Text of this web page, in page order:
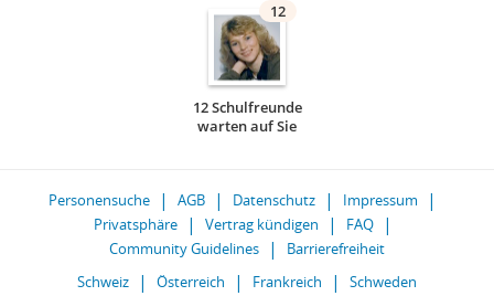
12
12 Schulfreunde
warten auf Sie
Personensuche AGB Datenschutz
Impressum
Privatsphäre
Vertrag kündigen
FAQ
Community Guidelines
Barrierefreiheit
Schweiz
Österreich Frankreich Schweden